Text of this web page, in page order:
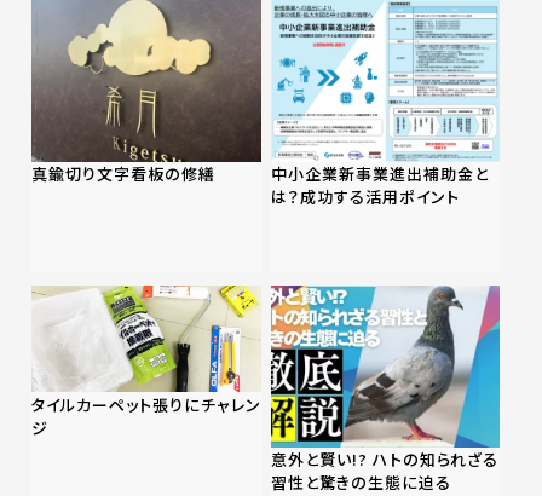
真鍮切り文字看板の修繕
中小企業新事業進出補助金と
は？成功する活用ポイント
タイルカーペット張りにチャレン
ジ
意外と賢い!? ハトの知られざる
習性と驚きの生態に迫る